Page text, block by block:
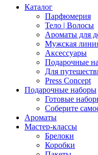
Каталог
Парфюмерия
Тело | Волосы
Ароматы для
Мужская
Аксессуары
Подарочные
Для
Press Concept
Подарочные наборы
Готовые
Соберите
Ароматы
Мастер-классы
Брелоки
Коробки